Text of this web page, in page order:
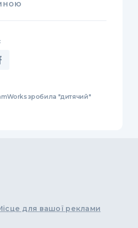
зробила "дитячий"
для вашої реклами